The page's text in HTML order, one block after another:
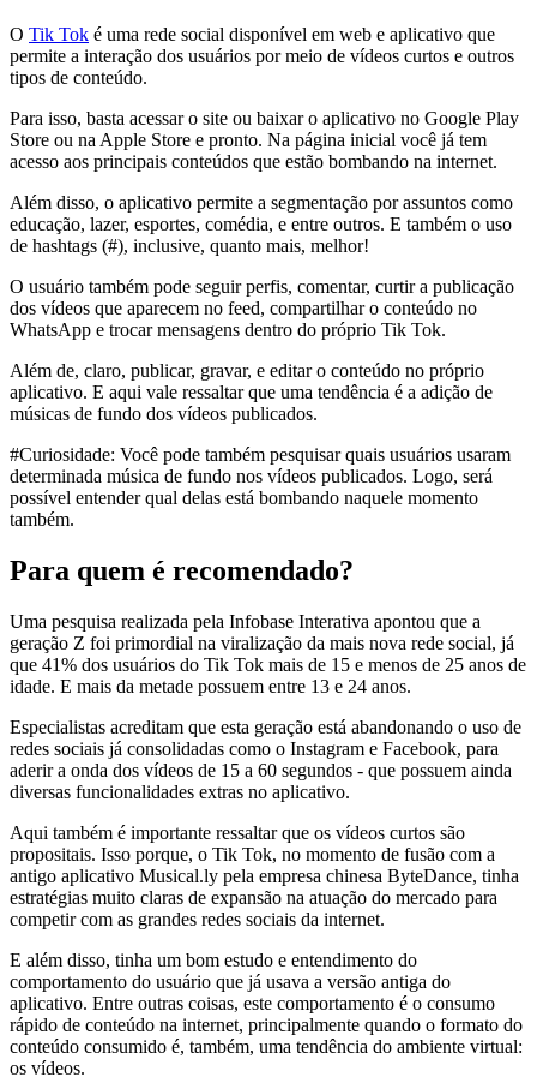
O Tik Tok é uma rede social disponível em web e aplicativo que
permite a interação dos usuários por meio de vídeos curtos e outros
tipos de conteúdo.
Para isso, basta acessar o site ou baixar o aplicativo no Google Play
Store ou na Apple Store e pronto. Na página inicial você já tem
acesso aos principais conteúdos que estão bombando na internet.
Além disso, o aplicativo permite a segmentação por assuntos como
educação, lazer, esportes, comédia, e entre outros. E também o uso
de hashtags (#), inclusive, quanto mais, melhor!
O usuário também pode seguir perfis, comentar, curtir a publicação
dos vídeos que aparecem no feed, compartilhar o conteúdo no
WhatsApp e trocar mensagens dentro do próprio Tik Tok.
Além de, claro, publicar, gravar, e editar o conteúdo no próprio
aplicativo. E aqui vale ressaltar que uma tendência é a adição de
músicas de fundo dos vídeos publicados.
#Curiosidade: Você pode também pesquisar quais usuários usaram
determinada música de fundo nos vídeos publicados. Logo, será
possível entender qual delas está bombando naquele momento
também.
Para quem é recomendado?
Uma pesquisa realizada pela Infobase Interativa apontou que a
geração Z foi primordial na viralização da mais nova rede social, já
que 41% dos usuários do Tik Tok mais de 15 e menos de 25 anos de
idade. E mais da metade possuem entre 13 e 24 anos.
Especialistas acreditam que esta geração está abandonando o uso de
redes sociais já consolidadas como o Instagram e Facebook, para
aderir a onda dos vídeos de 15 a 60 segundos - que possuem ainda
diversas funcionalidades extras no aplicativo.
Aqui também é importante ressaltar que os vídeos curtos são
propositais. Isso porque, o Tik Tok, no momento de fusão com a
antigo aplicativo Musical.ly pela empresa chinesa ByteDance, tinha
estratégias muito claras de expansão na atuação do mercado para
competir com as grandes redes sociais da internet.
E além disso, tinha um bom estudo e entendimento do
comportamento do usuário que já usava a versão antiga do
aplicativo. Entre outras coisas, este comportamento é o consumo
rápido de conteúdo na internet, principalmente quando o formato do
conteúdo consumido é, também, uma tendência do ambiente virtual:
os vídeos.